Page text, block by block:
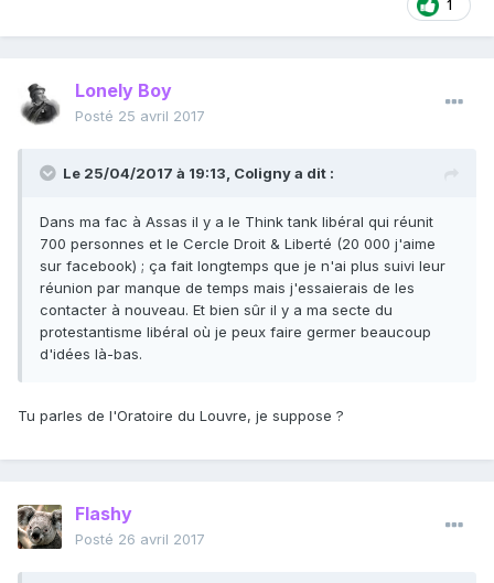
1
Lonely Boy
Posté 25 avril 2017
Le 25/04/2017 à 19:13, Colignya dit :
Dans ma fac à Assas il y a le Think tank libéral qui réunit
700 personnes et le Cercle Droit & Liberté (20 000 j'aime
sur facebook) ; ça fait longtemps que je n'ai plus suivi leur
réunion par manque de temps mais j'essaierais de les
contacter à nouveau. Et bien sûr il y a ma secte du
protestantisme libéral où je peux faire germer beaucoup
d'idées là-bas.
Tu parles de l'Oratoire du Louvre, je suppose ?
Flashy
Posté 26 avril 2017